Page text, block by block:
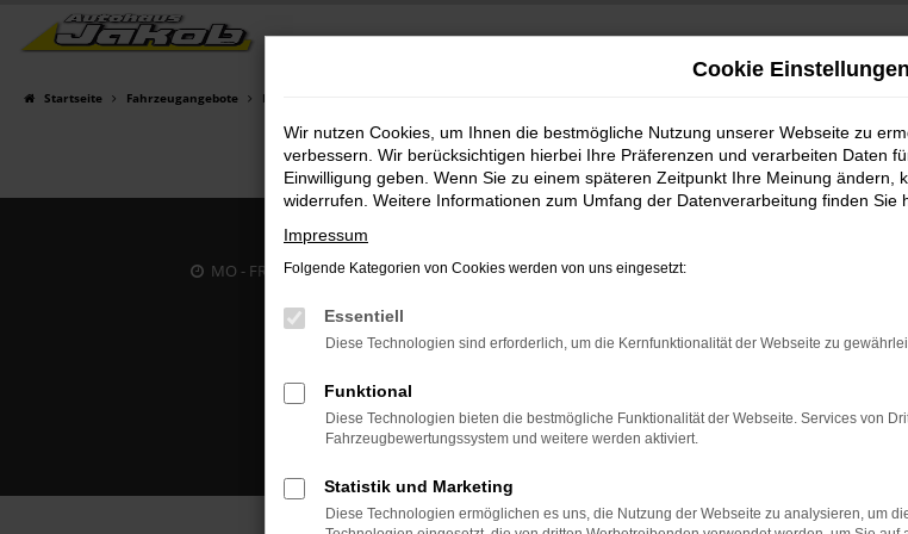
Zum
Hauptinhalt
Startseite Fahrzeugangebote Fahrzeugsuche
MO - FR: 07:00 bis 18:00 Uhr | SA: 09:30 bis 12:00 Uhr +49 3745 7817-0
Cookie Einstellungen
Wir nutzen Cookies, um Ihnen die bestmögliche Nutzung unserer Webseite zu
verbessern. Wir berücksichtigen hierbei Ihre Präferenzen und verarbeiten Daten
Einwilligung geben. Wenn Sie zu einem späteren Zeitpunkt Ihre Meinung ändern,
widerrufen. Weitere Informationen zum Umfang der Datenverarbeitung finden Sie
Impressum
Folgende Kategorien von Cookies werden von uns eingesetzt:
Essentiell
Diese Technologien sind erforderlich, um die Kernfunktionalität der Webseite zu
Funktional
Diese Technologien bieten die bestmögliche Funktionalität der Webseite. Services von
Fahrzeugbewertungssystem und weitere werden aktiviert.
Statistik und Marketing
Diese Technologien ermöglichen es uns, die Nutzung der Webseite zu analysieren, um